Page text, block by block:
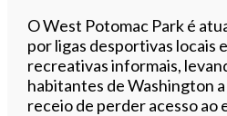
O West Potomac Park é
por ligas desportivas locais
recreativas informais,
habitantes de Washington
receio de perder acesso ao